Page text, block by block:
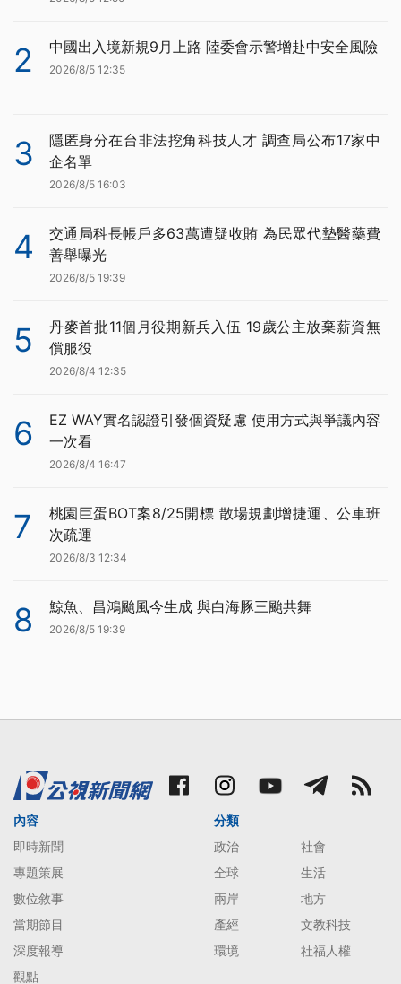
2 中國出入境新規9月上路 陸委會示警增赴中安全風險
2026/8/5 12:35
3
隱匿身分在台非法挖角科技人才 調查局公布17家中
企名單
2026/8/5 16:03
4
交通局科長帳戶多63萬遭疑收賄 為民眾代墊醫藥費
善舉曝光
2026/8/5 19:39
5
丹麥首批11個月役期新兵入伍 19歲公主放棄薪資無
償服役
2026/8/4 12:35
6
EZ WAY實名認證引發個資疑慮 使用方式與爭議內容
一次看
2026/8/4 16:47
7
桃園巨蛋BOT案8/25開標 散場規劃增捷運、公車班
次疏運
2026/8/3 12:34
8 鯨魚、昌鴻颱風今生成 與白海豚三颱共舞
2026/8/5 19:39
內容
即時新聞
專題策展
數位敘事
當期節目
深度報導
觀點
分類
政治
社會
全球
生活
兩岸
地方
產經
文教科技
環境
社福人權